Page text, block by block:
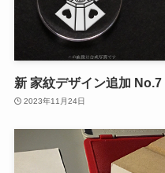
新 家紋デザイン追加 No.7
2023年11月24日